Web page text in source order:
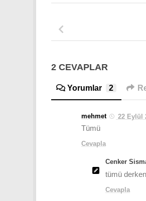
2 CEVAPLAR
Yorumlar 2
mehmet 22 Eylül
Tümü
Cevapla
Cenker
tümü
Cevapla